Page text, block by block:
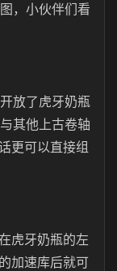
，小伙伴们看
放了虎牙奶瓶
其他上古卷轴
更可以直接组
虎牙奶瓶的左
加速库后就可